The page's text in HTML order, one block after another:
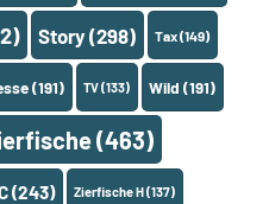
Story (298) Tax(149)
(191) TV(133) Wild (191)
(463)
(243) Zierfische H(137)